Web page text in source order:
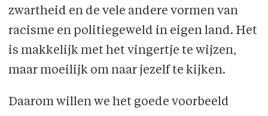
zwartheid en de vele andere vormen van
racisme en politiegeweld in eigen land. Het
is makkelijk met het vingertje te wijzen,
maar moeilijk om naar jezelf te kijken.
Daarom willen we het goede voorbeeld